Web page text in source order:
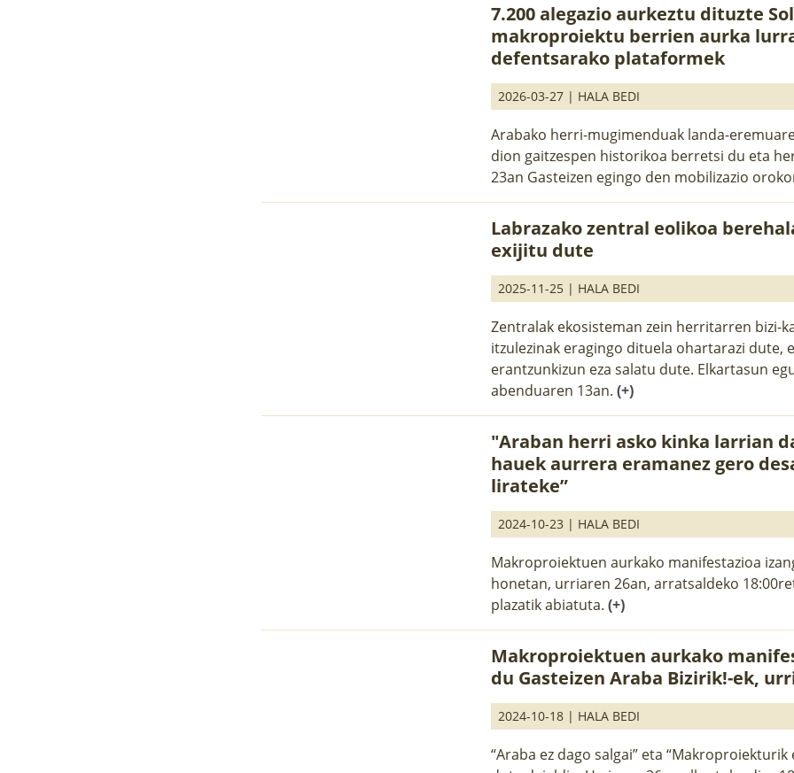
7.200 alegazio aurkeztu dituzte
makroproiektu berrien aurka
defentsarako plataformek
2026-03-27 | HALA BEDI
Arabako herri-mugimenduak landa-
dion gaitzespen historikoa berretsi du eta
23an Gasteizen egingo den mobilizazio
Labrazako zentral eolikoa
exijitu dute
2025-11-25 | HALA BEDI
Zentralak ekosisteman zein herritarren bizi-
itzulezinak eragingo dituela ohartarazi dute,
erantzunkizun eza salatu dute. Elkartasun
abenduaren 13an.(+)
"Araban herri asko kinka larrian
hauek aurrera eramanez gero
lirateke”
2024-10-23 | HALA BEDI
Makroproiektuen aurkako manifestazioa
honetan, urriaren 26an, arratsaldeko
plazatik abiatuta.(+)
Makroproiektuen aurkako
du Gasteizen Araba Bizirik!-ek,
2024-10-18 | HALA BEDI
“Araba ez dago salgai” eta “Makroproiekturik